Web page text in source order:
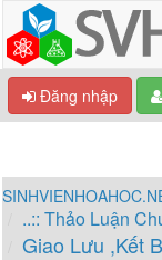
Đăng nhập
..:: Thảo Luận
Giao Lưu ,Kết